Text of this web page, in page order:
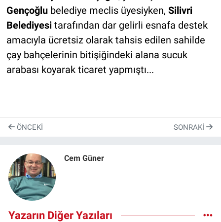
Gençoğlubelediye meclis üyesiyken, Silivri
Belediyesitarafından dar gelirli esnafa destek
amacıyla ücretsiz olarak tahsis edilen sahilde
çay bahçelerinin bitişiğindeki alana sucuk
arabası koyarak ticaret yapmıştı...
ÖNCEKI SONRAKI
Cem Güner
Yazarın Diğer Yazıları